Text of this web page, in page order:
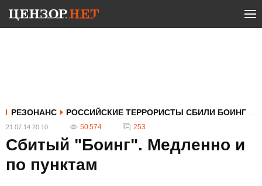
РЕЗОНАНС РОССИЙСКИЕ ТЕРРОРИСТЫ СБИЛИ БОИНГ
21.07.14 20:10 50 574 253
Сбитый "Боинг". Медленно и
по пунктам